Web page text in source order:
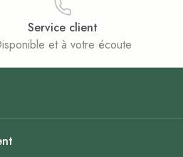
Service client
et à votre écoute